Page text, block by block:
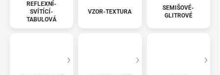
REFLEXNÍ-
SVÍTÍCÍ-
TABULOVÁ
VZOR-TEXTURA
SEMIŠOVÉ-
GLITROVÉ